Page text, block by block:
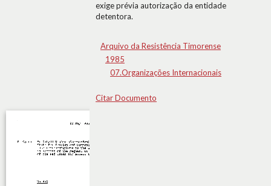
exige prévia autorização da entidade
detentora.
Arquivo da Resistência Timorense
1985
07.Organizações Internacionais
Citar Documento